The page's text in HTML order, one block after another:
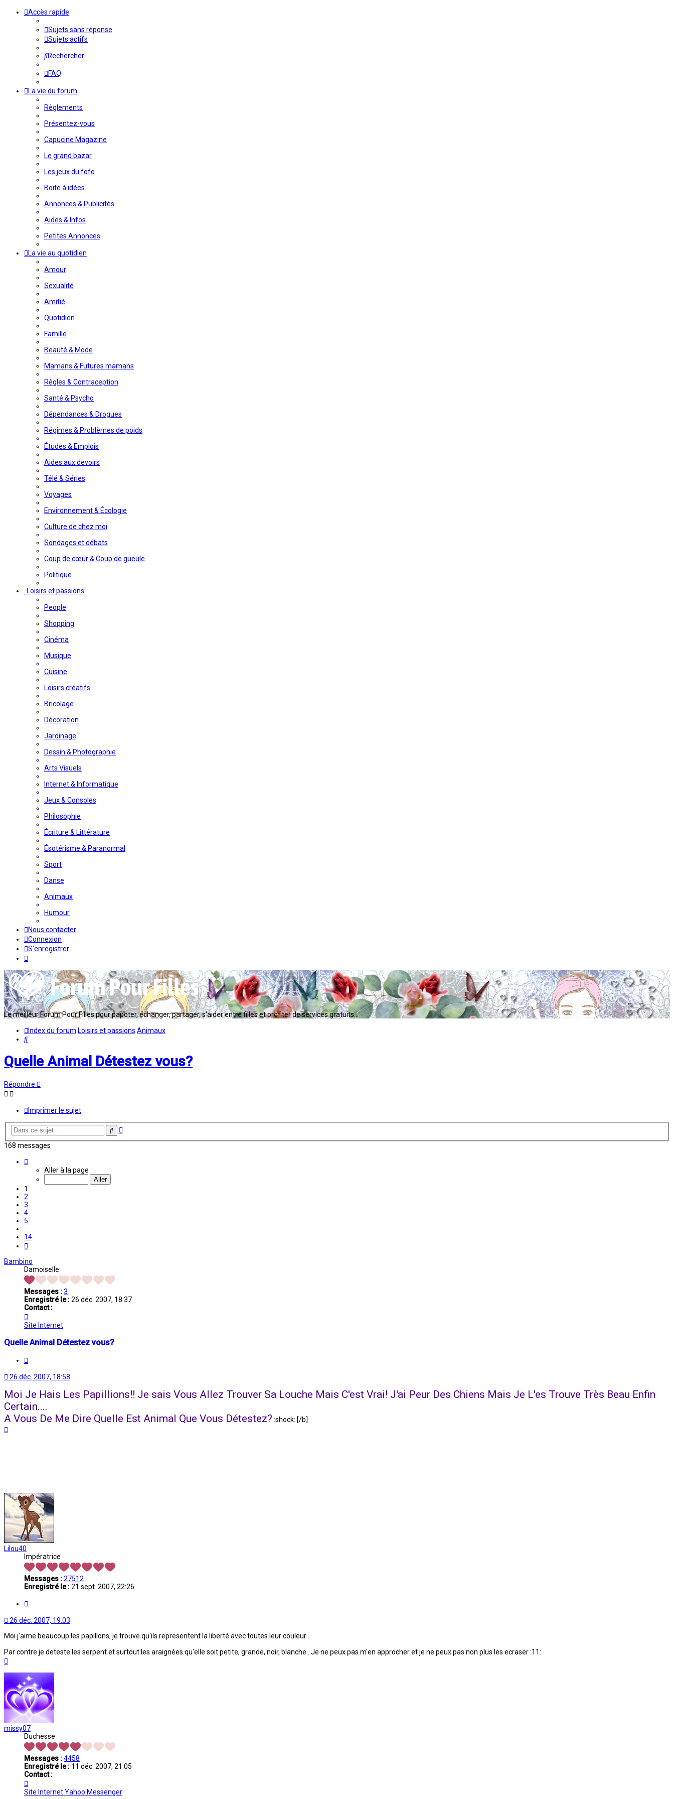
Accès rapide
Sujets sans réponse
Sujets actifs
Rechercher
FAQ
La vie du forum
Règlements
Présentez-vous
Capucine Magazine
Le grand bazar
Les jeux du fofo
Boite à idées
Annonces & Publicités
Aides & Infos
Petites Annonces
La vie au quotidien
Amour
Sexualité
Amitié
Quotidien
Famille
Beauté & Mode
Mamans & Futures mamans
Règles & Contraception
Santé & Psycho
Dépendances & Drogues
Régimes & Problèmes de poids
Études & Emplois
Aides aux devoirs
Télé & Séries
Voyages
Environnement & Écologie
Culture de chez moi
Sondages et débats
Coup de cœur & Coup de gueule
Politique
Loisirs et passions
People
Shopping
Cinéma
Musique
Cuisine
Loisirs créatifs
Bricolage
Décoration
Jardinage
Dessin & Photographie
Arts Visuels
Internet & Informatique
Jeux & Consoles
Philosophie
Écriture & Littérature
Ésotérisme & Paranormal
Sport
Danse
Animaux
Humour
Nous contacter
Connexion
S’enregistrer
Le meilleur Forum Pour Filles pour papoter, échanger, partager, s'aider entre filles et profiter de services gratuits...
Index du forum Loisirs et passions Animaux
Rechercher
Quelle Animal Détestez vous?
Répondre
Imprimer le sujet
Rechercher
Recherche
168 messages
Aller à la page :
1
2
3
4
5
14
Bambino
Damoiselle
Messages :3
Enregistré le :26 déc. 2007, 18:37
Contact :
Bambino
Site Internet
Quelle Animal Détestez vous?
26 déc. 2007, 18:58
Moi Je Hais Les Papillions!! Je sais Vous Allez Trouver Sa Louche Mais C'est Vrai! J'ai Peur Des Chiens Mais Je L'es Trouve Très Beau Enfin
Certain....
A Vous De Me Dire Quelle Est Animal Que Vous Détestez? :shock: [/b]
Lilou40
Impératrice
Messages :27512
Enregistré le :21 sept. 2007, 22:26
26 déc. 2007, 19:03
Moi j'aime beaucoup les papillons, je trouve qu'ils representent la liberté avec toutes leur couleur .
Par contre je deteste les serpent et surtout les araignées.qu'elle soit petite, grande, noir, blanche...Je ne peux pas m'en approcher et je ne peux pas non plus les ecraser :11:
missy07
Duchesse
Messages :4458
Enregistré le : 11 déc. 2007, 21:05
Contact :
missy07
Site InternetYahoo Messenger